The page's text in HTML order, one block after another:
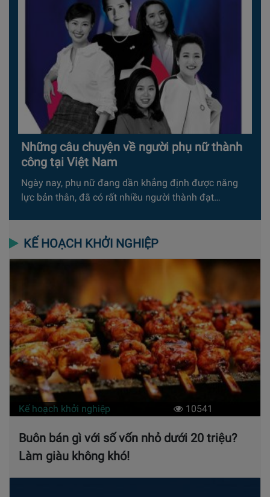
Những câu chuyện về người phụ nữ thành
công tại Việt Nam
Ngày nay, phụ nữ đang dần khẳng định được năng
lực bản thân, đã có rất nhiều người thành đạt…
KẾ HOẠCH KHỞI NGHIỆP
Kế hoạch khởi nghiệp 10541
Buôn bán gì với số vốn nhỏ dưới 20 triệu?
Làm giàu không khó!